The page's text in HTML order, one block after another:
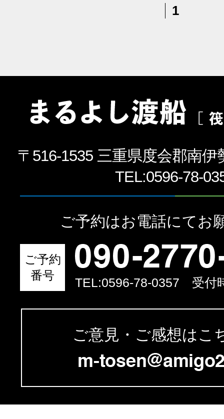
1
〒516-1535 三重県度会郡南伊
TEL:0596-78-
ご予約はお電話にてお
ご予約
番号
TEL:0596-78-0357 受付
ご意見・ご感想はこ